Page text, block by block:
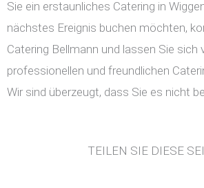
Sie ein erstaunliches Catering in
nächstes Ereignis buchen möchten,
Catering Bellmann und lassen Sie sich
professionellen und freundlichen
Wir sind überzeugt, dass Sie es nicht
TEILEN SIE DIESE